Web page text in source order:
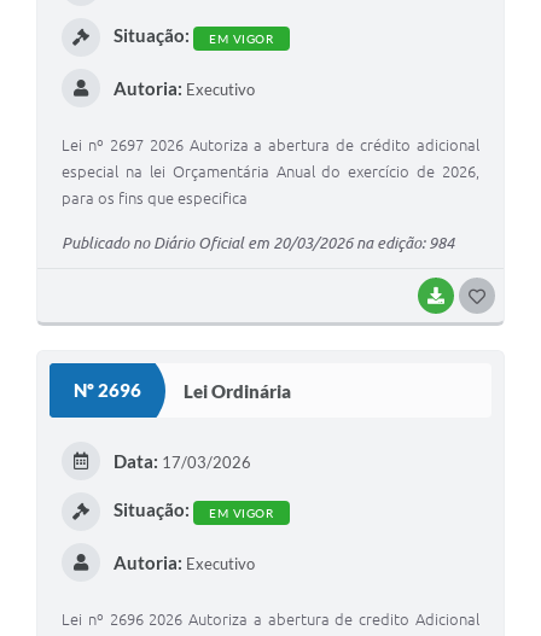
BAIXAR
Situação: EM VIGOR
Autoria: Executivo
Lei nº 2697 2026 Autoriza a abertura de crédito adicional
especial na lei Orçamentária Anual do exercício de 2026,
para os fins que especifica
Publicado no Diário Oficial em 20/03/2026 na edição: 984
Nº 2696 Lei Ordinária
Data: 17/03/2026
Situação: EM VIGOR
Autoria: Executivo
Lei nº 2696 2026 Autoriza a abertura de credito Adicional